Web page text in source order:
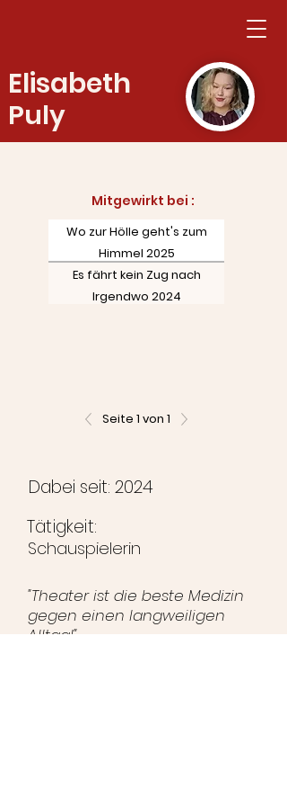
Elisabeth
Puly
Mitgewirkt bei :​
Wo zur Hölle geht's zum
Himmel 2025
Es fährt kein Zug nach
Irgendwo 2024
Seite 1 von 1
Dabei seit: 2024
Tätigkeit:
Schauspielerin
"Theater ist die beste Medizin
gegen einen langweiligen
Alltag!"